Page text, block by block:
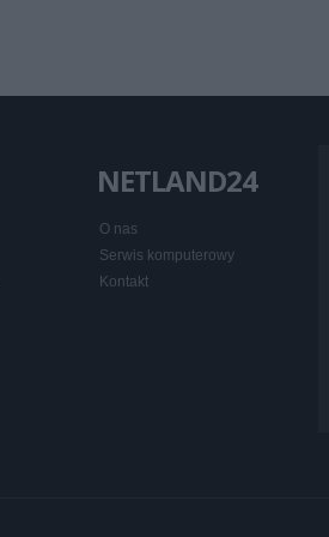
NETLAND24
O nas
Serwis komputerowy
Kontakt